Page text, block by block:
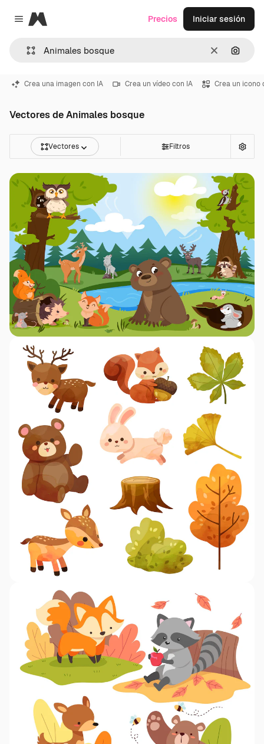
Close menu
Magnific
Borrar
Precios Iniciar sesión
Crea una imagen con IA Crea un vídeo con IA Crea un icono
Vectores de Animales bosque
Vectores Filtros